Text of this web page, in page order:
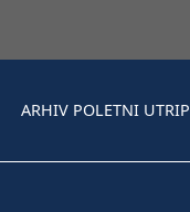
ARHIV POLETNI UTRIP